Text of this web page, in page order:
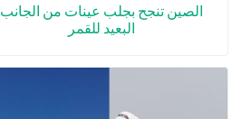
الصين تنجح بجلب عينات من الجانب
البعيد للقمر